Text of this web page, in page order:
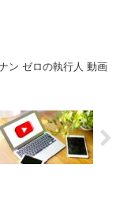
ン ゼロの執行人 動画